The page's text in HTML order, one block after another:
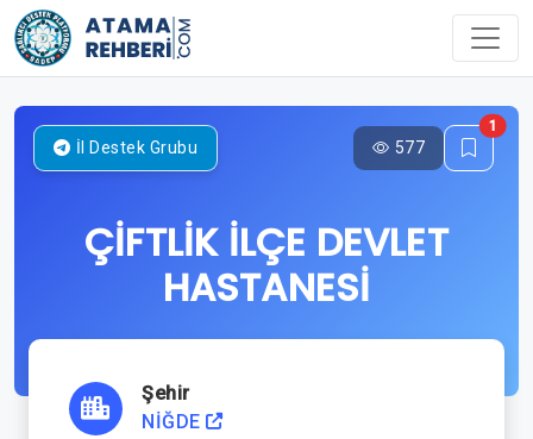
ÇİFTLİK İLÇE DEVLET
HASTANESİ
İl Destek Grubu 577
1
Şehir
NİĞDE